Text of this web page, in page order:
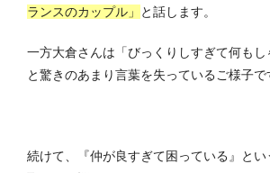
ランスのカップル」
と話します。
一方大倉さんは「びっくりしすぎて何もし
と驚きのあまり言葉を失っているご様子で
続けて、『仲が良すぎて困っている』とい